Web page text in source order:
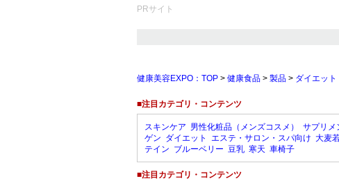
PRサイト
健康美容EXPO：TOP > 健康食品 > 製品 > ダイエット
■注目カテゴリ・コンテンツ
スキンケア 男性化粧品（メンズコスメ） サプリメ
ゲン ダイエット エステ・サロン・スパ向け 大麦
テイン ブルーベリー 豆乳 寒天 車椅子
■注目カテゴリ・コンテンツ